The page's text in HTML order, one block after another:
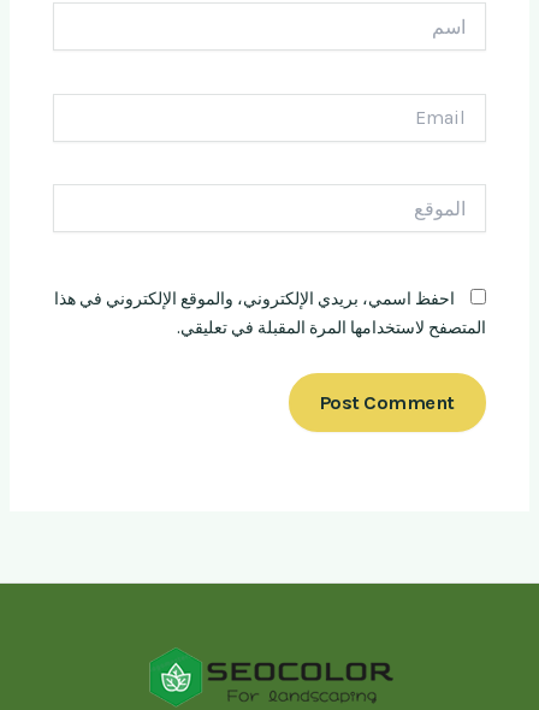
احفظ اسمي، بريدي الإلكتروني، والموقع الإلكتروني في هذا
المتصفح لاستخدامها المرة المقبلة في تعليقي.